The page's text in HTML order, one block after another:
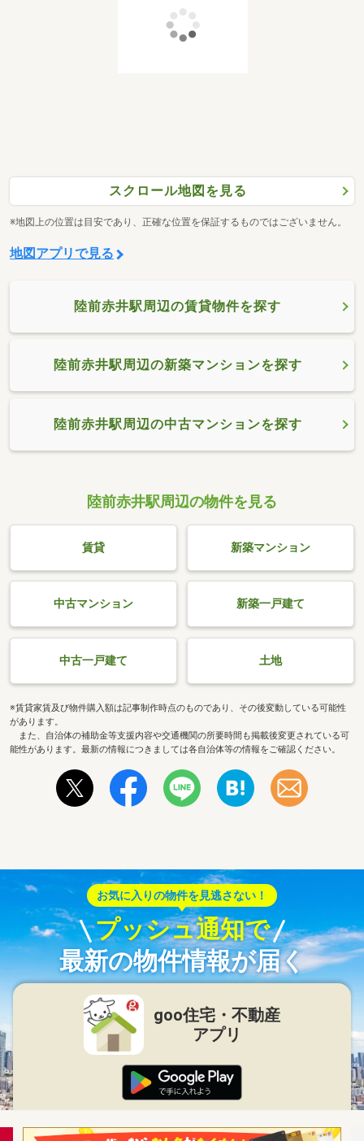
スクロール地図を見る
※地図上の位置は目安であり、正確な位置を保証するものではございません。
地図アプリで見る
陸前赤井駅周辺の賃貸物件を探す
陸前赤井駅周辺の新築マンションを探す
陸前赤井駅周辺の中古マンションを探す
陸前赤井駅周辺の物件を見る
賃貸 新築マンション
中古マンション 新築一戸建て
中古一戸建て 土地
※賃貸家賃及び物件購入額は記事制作時点のものであり、その後変動している可能性
があります。
また、自治体の補助金等支援内容や交通機関の所要時間も掲載後変更されている可
能性があります。最新の情報につきましては各自治体等の情報をご確認ください。
お気に入りの物件を見逃さない！
プッシュ通知で
最新の物件情報が届く
goo住宅・不動産
アプリ